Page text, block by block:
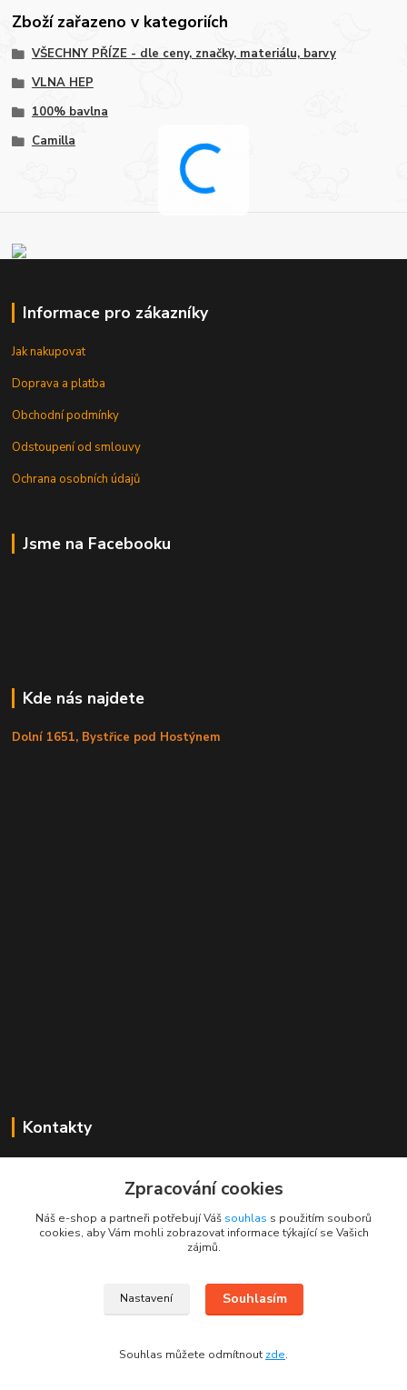
Zboží zařazeno v kategoriích
VŠECHNY PŘÍZE - dle ceny, značky, materiálu, barvy
VLNA HEP
100% bavlna
Camilla
Informace pro zákazníky
Jak nakupovat
Doprava a platba
Obchodní podmínky
Odstoupení od smlouvy
Ochrana osobních údajů
Jsme na Facebooku
Kde nás najdete
Dolní 1651, Bystřice pod Hostýnem
Kontakty
+420 725 613 837
info@rajklubicek.cz
Zpracování cookies
Náš e-shop a partneři potřebují Váš souhlas s použitím souborů
cookies, aby Vám mohli zobrazovat informace týkající se Vašich
zájmů.
Nastavení Souhlasím
Souhlas můžete odmítnout zde.